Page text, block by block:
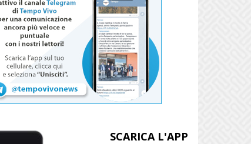
SCARICA L'APP